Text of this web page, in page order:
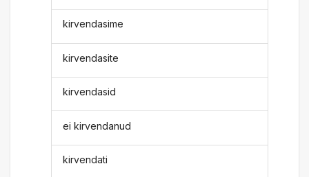
kirvendasime
kirvendasite
kirvendasid
ei kirvendanud
kirvendati